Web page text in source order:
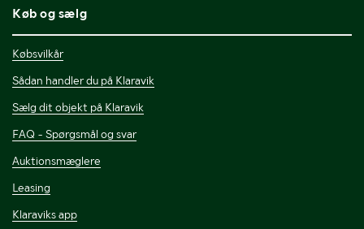
Køb og sælg
Købsvilkår
Sådan handler du på Klaravik
Sælg dit objekt på Klaravik
FAQ - Spørgsmål og svar
Auktionsmæglere
Leasing
Klaraviks app